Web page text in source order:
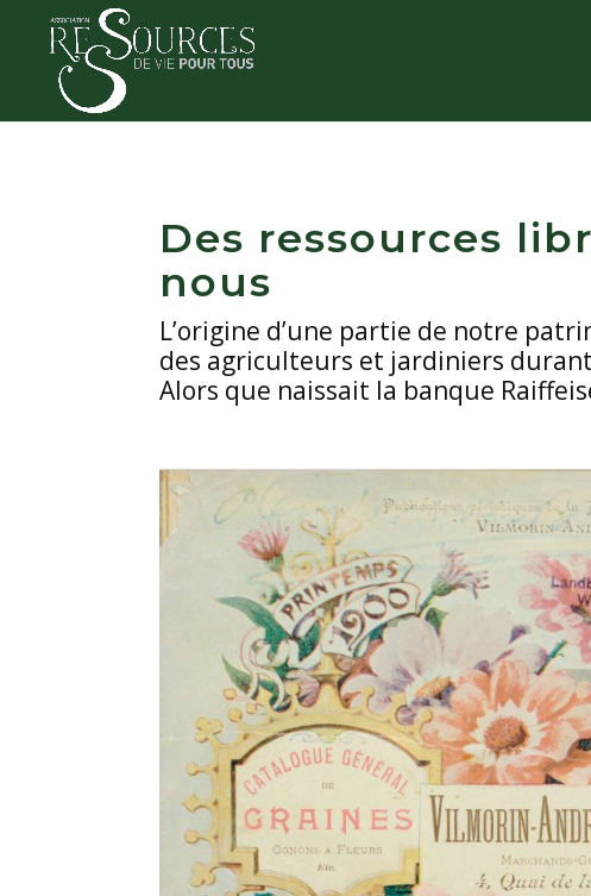
Des ressources
nous
L’origine d’une partie de notre
des agriculteurs et jardiniers
Alors que naissait la banque